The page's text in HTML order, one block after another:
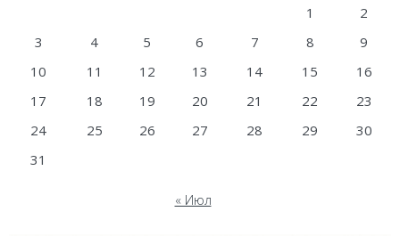
1
2
3
4 5 6 7 8
9
10
11 12 13 14 15
16
17
18 19 20 21 22
23
24
25 26 27 28 29
30
31
« Июл